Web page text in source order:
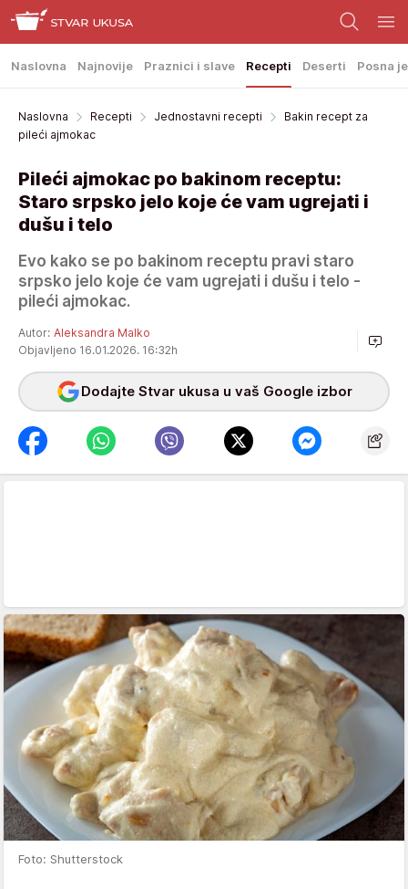
Naslovna Najnovije Praznici i slave Recepti Deserti Posna
Naslovna Recepti Jednostavni recepti
Bakin recept za
pileći ajmokac
Pileći ajmokac po bakinom receptu:
Staro srpsko jelo koje će vam ugrejati i
dušu i telo
Evo kako se po bakinom receptu pravi staro
srpsko jelo koje će vam ugrejati i dušu i telo -
pileći ajmokac.
Autor: Aleksandra Malko
Objavljeno 16.01.2026. 16:32h
Dodajte Stvar ukusa u vaš Google izbor
Foto: Shutterstock